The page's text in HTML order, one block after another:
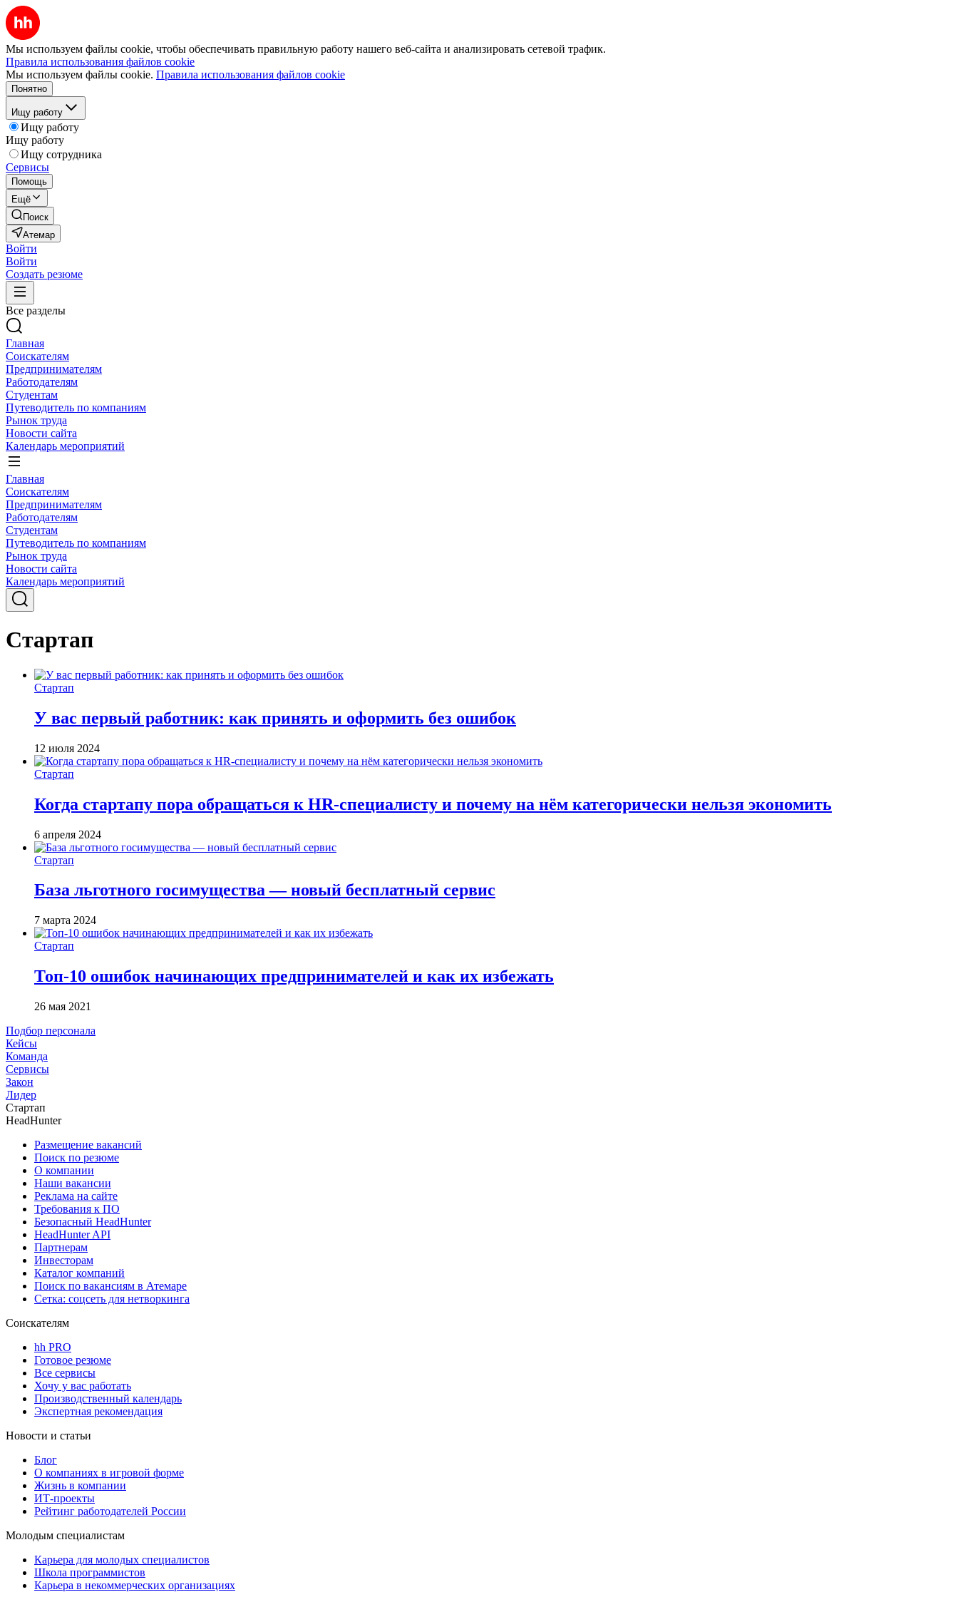
Мы используем файлы cookie, чтобы обеспечивать правильную работу нашего веб-сайта и анализировать сетевой трафик.
Правила использования файлов cookie
Мы используем файлы cookie. Правила использования файлов cookie
Понятно
Ищу работу
Ищу работу
Ищу работу
Ищу сотрудника
Сервисы
Помощь
Ещё
Поиск
Атемар
Войти
Войти
Создать резюме
Все разделы
Главная
Соискателям
Предпринимателям
Работодателям
Студентам
Путеводитель по компаниям
Рынок труда
Новости сайта
Календарь мероприятий
Главная
Соискателям
Предпринимателям
Работодателям
Студентам
Путеводитель по компаниям
Рынок труда
Новости сайта
Календарь мероприятий
Стартап
Стартап
У вас первый работник: как принять и оформить без ошибок
12 июля 2024
Стартап
Когда стартапу пора обращаться к HR-специалисту и почему на нём категорически нельзя экономить
6 апреля 2024
Стартап
База льготного госимущества — новый бесплатный сервис
7 марта 2024
Стартап
Топ-10 ошибок начинающих предпринимателей и как их избежать
26 мая 2021
Подбор персонала
Кейсы
Команда
Сервисы
Закон
Лидер
Стартап
HeadHunter
Размещение вакансий
Поиск по резюме
О компании
Наши вакансии
Реклама на сайте
Требования к ПО
Безопасный HeadHunter
HeadHunter API
Партнерам
Инвесторам
Каталог компаний
Поиск по вакансиям в Атемаре
Сетка: соцсеть для нетворкинга
Соискателям
hh PRO
Готовое резюме
Все сервисы
Хочу у вас работать
Производственный календарь
Экспертная рекомендация
Новости и статьи
Блог
О компаниях в игровой форме
Жизнь в компании
ИТ-проекты
Рейтинг работодателей России
Молодым специалистам
Карьера для молодых специалистов
Школа программистов
Карьера в некоммерческих организациях